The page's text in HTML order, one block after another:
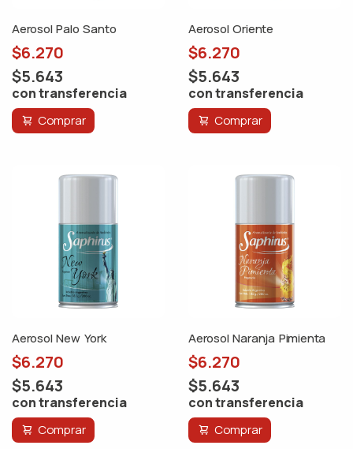
Aerosol Palo Santo
$6.270
$5.643
con transferencia
Comprar
Aerosol Oriente
$6.270
$5.643
con transferencia
Comprar
Aerosol New York
$6.270
$5.643
con transferencia
Comprar
Aerosol Naranja Pimienta
$6.270
$5.643
con transferencia
Comprar